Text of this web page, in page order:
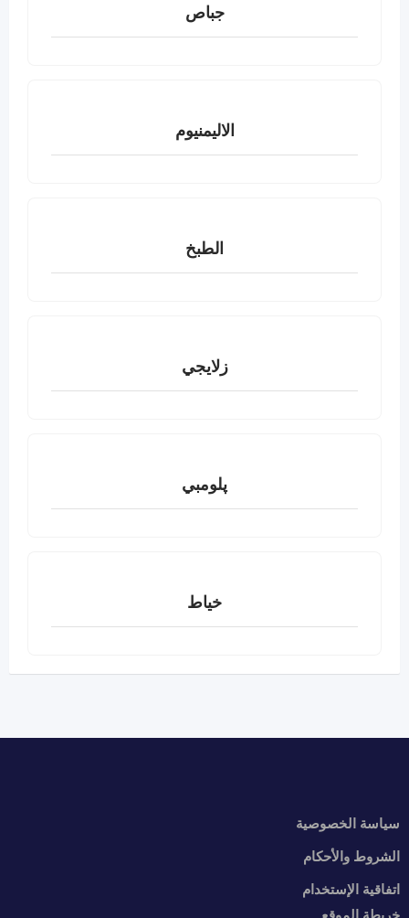
جباص
الاليمنيوم
الطبخ
زلايجي
پلومبي
خياط
سياسة الخصوصية
الشروط والأحكام
اتفاقية الإستخدام